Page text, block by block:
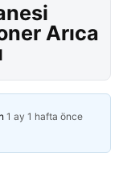
Arıca
1 ay 1 hafta önce